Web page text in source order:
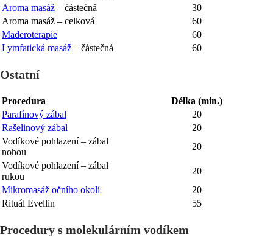
Aroma masáž – částečná
30
Aroma masáž – celková
60
Maderoterapie
60
Lymfatická masáž – částečná 60
Ostatní
Procedura
Délka (min.)
Parafínový zábal
20
Rašelinový zábal
20
Vodíkové pohlazení – zábal
nohou
20
Vodíkové pohlazení – zábal
rukou
20
Mikromasáž očního okolí
20
Rituál Evellin
55
Procedury s molekulárním vodíkem